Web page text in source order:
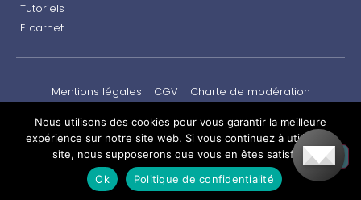
Tutoriels
E carnet
Mentions légales CGV Charte de modération
© AlfaTechnology 2020. Tous droits réservés.
Politique de confidentialité
Nous utilisons des cookies pour vous garantir la meilleure
expérience sur notre site web. Si vous continuez à utiliser ce
site, nous supposerons que vous en êtes satisfait.
Ok
Politique de confidentialité